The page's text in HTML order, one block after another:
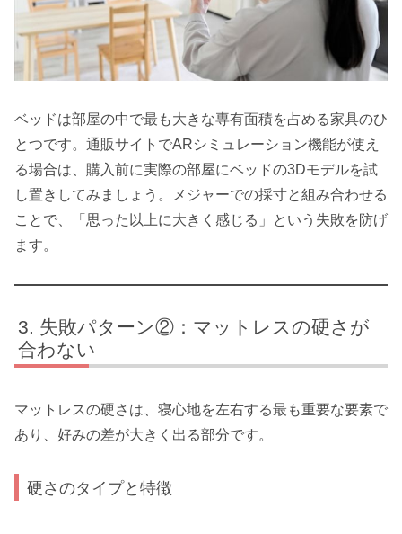
ベッドは部屋の中で最も大きな専有面積を占める家具のひ
とつです。通販サイトでARシミュレーション機能が使え
る場合は、購入前に実際の部屋にベッドの3Dモデルを試
し置きしてみましょう。メジャーでの採寸と組み合わせる
ことで、「思った以上に大きく感じる」という失敗を防げ
ます。
失敗パターン②：マットレスの硬さが
合わない
マットレスの硬さは、寝心地を左右する最も重要な要素で
あり、好みの差が大きく出る部分です。
硬さのタイプと特徴